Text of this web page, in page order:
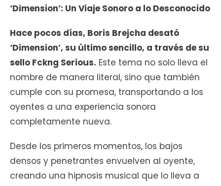
‘Dimension’: Un Viaje Sonoro a lo Desconocido
Hace pocos días, Boris Brejcha desató
‘Dimension’, su último sencillo, a través de su
sello Fckng Serious. Este tema no solo lleva el
nombre de manera literal, sino que también
cumple con su promesa, transportando a los
oyentes a una experiencia sonora
completamente nueva.
Desde los primeros momentos, los bajos
densos y penetrantes envuelven al oyente,
creando una hipnosis musical que lo lleva a